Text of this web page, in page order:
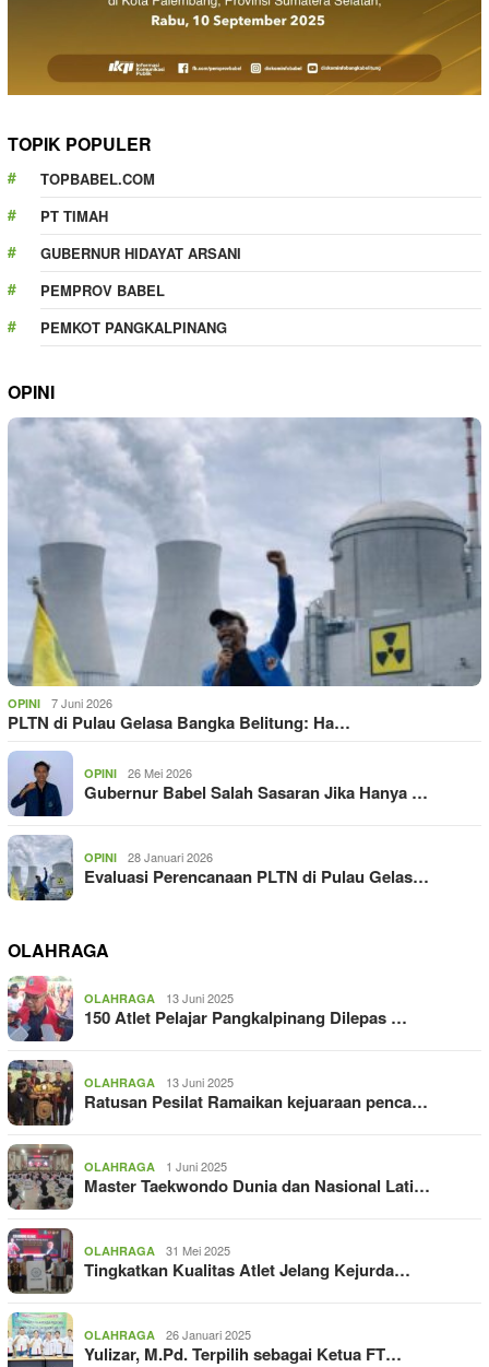
TOPIK POPULER
TOPBABEL.COM
PT TIMAH
GUBERNUR HIDAYAT ARSANI
PEMPROV BABEL
PEMKOT PANGKALPINANG
OPINI
OPINI 7 Juni 2026
PLTN di Pulau Gelasa Bangka Belitung: Ha…
OPINI 26 Mei 2026
Gubernur Babel Salah Sasaran Jika Hanya …
OPINI 28 Januari 2026
Evaluasi Perencanaan PLTN di Pulau Gelas…
OLAHRAGA
OLAHRAGA 13 Juni 2025
150 Atlet Pelajar Pangkalpinang Dilepas …
OLAHRAGA 13 Juni 2025
Ratusan Pesilat Ramaikan kejuaraan penca…
OLAHRAGA 1 Juni 2025
Master Taekwondo Dunia dan Nasional Lati…
OLAHRAGA 31 Mei 2025
Tingkatkan Kualitas Atlet Jelang Kejurda…
OLAHRAGA 26 Januari 2025
Yulizar, M.Pd. Terpilih sebagai Ketua FT…